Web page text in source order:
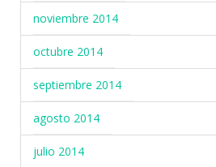
noviembre 2014
octubre 2014
septiembre 2014
agosto 2014
julio 2014